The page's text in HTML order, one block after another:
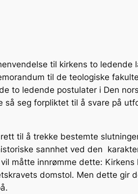
til kirkens to
til de teologiske
to ledende postulater i Den
seg forpliktet til å svare på
til å trekke bestemte
sannhet ved den
måtte innrømme dette:
domstol. Men dette gir